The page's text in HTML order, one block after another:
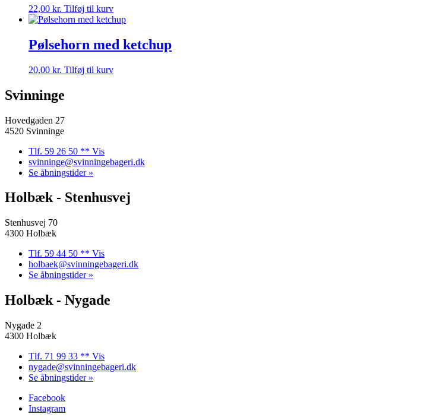
22,00 kr. Tilføj til kurv
Pølsehorn med ketchup
20,00 kr. Tilføj til kurv
Svinninge
Hovedgaden 27
4520 Svinninge
Tlf. 59 26 50 ** Vis
svinninge@svinningebageri.dk
Se åbningstider »
Holbæk - Stenhusvej
Stenhusvej 70
4300 Holbæk
Tlf. 59 44 50 ** Vis
holbaek@svinningebageri.dk
Se åbningstider »
Holbæk - Nygade
Nygade 2
4300 Holbæk
Tlf. 71 99 33 ** Vis
nygade@svinningebageri.dk
Se åbningstider »
Facebook
Instagram